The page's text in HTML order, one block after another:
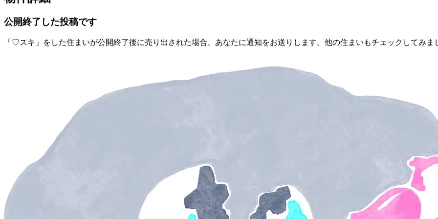
公開終了した投稿です
「♡スキ」をした住まいが公開終了後に売り出された場合、あなたに通知をお送りします。他の住まいもチェックしてみま